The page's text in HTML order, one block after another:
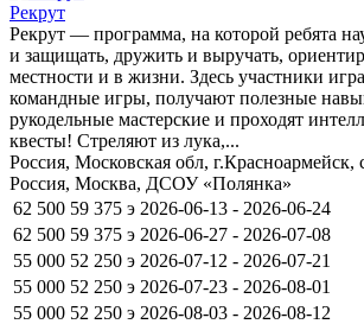
Рекрут
Рекрут — программа, на которой ребята
и защищать, дружить и выручать,
местности и в жизни. Здесь участники
командные игры, получают полезные
рукодельные мастерские и проходят
квесты! Стреляют из лука,...
Россия, Московская обл, г.Красноармейск,
Россия, Москва, ДСОУ «Полянка»
62 500 59 375 э 2026-06-13 - 2026-06-24
62 500 59 375 э 2026-06-27 - 2026-07-08
55 000 52 250 э 2026-07-12 - 2026-07-21
55 000 52 250 э 2026-07-23 - 2026-08-01
55 000 52 250 э 2026-08-03 - 2026-08-12